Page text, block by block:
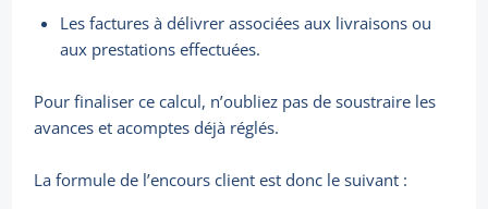
Les factures à délivrer associées aux livraisons ou
aux prestations effectuées.
Pour finaliser ce calcul, n’oubliez pas de soustraire les
avances et acomptes déjà réglés.
La formule de l’encours client est donc le suivant :